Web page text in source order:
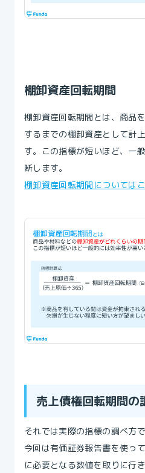
棚卸資産回転期間
棚卸資産回転期間とは、商品
するまでの棚卸資産として計
す。この指標が短いほど、一
断します。
棚卸資産回転期間については
売上債権回転期間の
それでは実際の指標の調べ方で
今回は有価証券報告書を使っ
に必要となる数値を取りに行き